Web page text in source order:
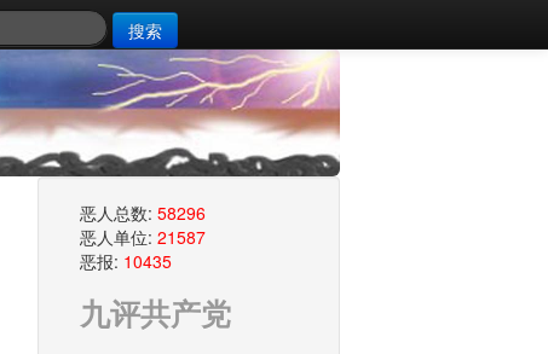
搜索
恶人总数: 58296
恶人单位: 21587
恶报: 10435
九评共产党